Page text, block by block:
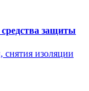
защиты
снятия изоляции